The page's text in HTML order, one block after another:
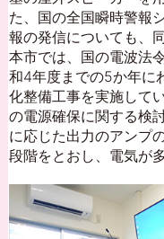
た、国の全国瞬時警報
報の発信についても、
本市では、国の電波法
和4年度までの5か年に
化整備工事を実施して
の電源確保に関する検
に応じた出力のアンプ
段階をとおし、電気が